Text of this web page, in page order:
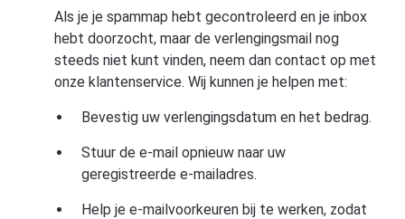
Als je je spammap hebt gecontroleerd en je inbox
hebt doorzocht, maar de verlengingsmail nog
steeds niet kunt vinden, neem dan contact op met
onze klantenservice. Wij kunnen je helpen met:
Bevestig uw verlengingsdatum en het bedrag.
Stuur de e-mail opnieuw naar uw
geregistreerde e-mailadres.
Help je e-mailvoorkeuren bij te werken, zodat